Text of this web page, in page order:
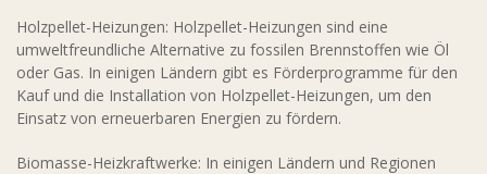
Holzpellet-Heizungen: Holzpellet-Heizungen sind eine
umweltfreundliche Alternative zu fossilen Brennstoffen wie Öl
oder Gas. In einigen Ländern gibt es Förderprogramme für den
Kauf und die Installation von Holzpellet-Heizungen, um den
Einsatz von erneuerbaren Energien zu fördern.
Biomasse-Heizkraftwerke: In einigen Ländern und Regionen